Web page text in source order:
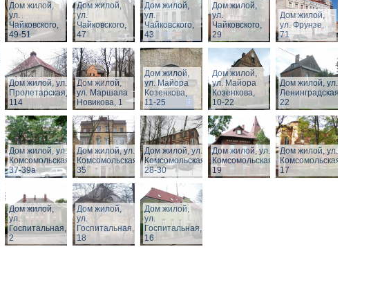
Дом жилой,
ул.
Чайковского,
49-51
Дом жилой,
ул.
Чайковского,
47
Дом жилой,
ул.
Чайковского,
43
Дом жилой,
ул.
Чайковского,
29
Дом жилой,
ул. Фрунзе,
71
Дом жилой, ул.
Пролетарская,
114
Дом жилой,
ул. Маршала
Новикова, 1
Дом жилой,
ул. Майора
Козенкова,
11-25
Дом жилой,
ул. Майора
Козенкова,
10-22
Дом жилой, ул.
Ленинградская,
22
Дом жилой, ул.
Комсомольская,
37-39а
Дом жилой, ул.
Комсомольская,
35
Дом жилой, ул.
Комсомольская,
28-30
Дом жилой, ул.
Комсомольская,
19
Дом жилой, ул.
Комсомольская,
17
Дом жилой,
ул.
Госпитальная,
2
Дом жилой,
ул.
Госпитальная,
18
Дом жилой,
ул.
Госпитальная,
16